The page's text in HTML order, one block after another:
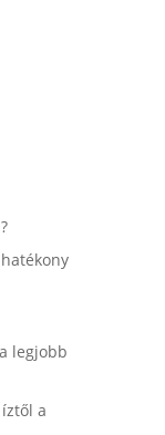
legjobb
a